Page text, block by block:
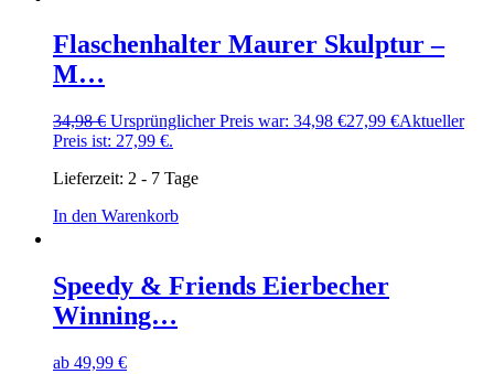
Flaschenhalter Maurer Skulptur –
M…
34,98€ Ursprünglicher Preis war: 34,98 €27,99 €Aktueller
Preis ist: 27,99 €.
Lieferzeit: 2 - 7 Tage
In den Warenkorb
Speedy & Friends Eierbecher
Winning…
ab 49,99 €